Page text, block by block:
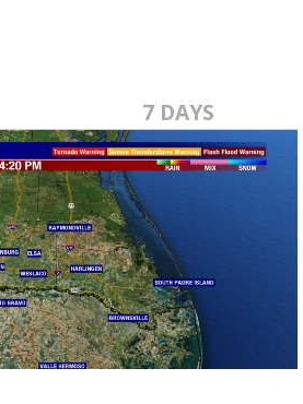
7 DAYS